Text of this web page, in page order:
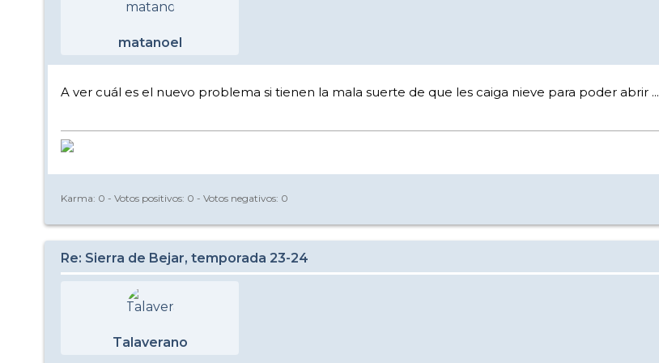
matanoel
A ver cuál es el nuevo problema si tienen la mala suerte de que les caiga nieve para poder abrir ...
Karma: 0 - Votos positivos: 0 - Votos negativos: 0
Re: Sierra de Bejar, temporada 23-24
Talaverano